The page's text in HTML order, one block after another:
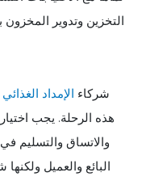
التخزين وتدوير
شركاء الإمداد الغذائي
هذه الرحلة. يجب
والاتساق والتسليم
البائع والعميل